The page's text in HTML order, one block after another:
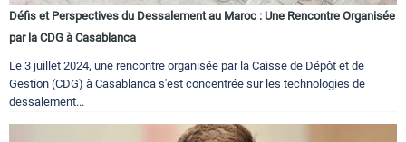
Défis et Perspectives du Dessalement au Maroc : Une Rencontre Organisée
par la CDG à Casablanca
Le 3 juillet 2024, une rencontre organisée par la Caisse de Dépôt et de
Gestion (CDG) à Casablanca s'est concentrée sur les technologies de
dessalement...